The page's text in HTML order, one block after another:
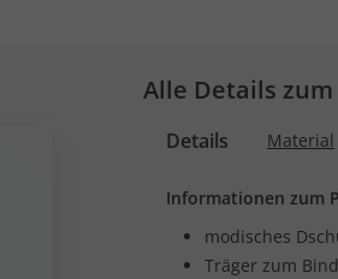
Alle Details
Details Material
Informationen zum
modisches
Träger zum